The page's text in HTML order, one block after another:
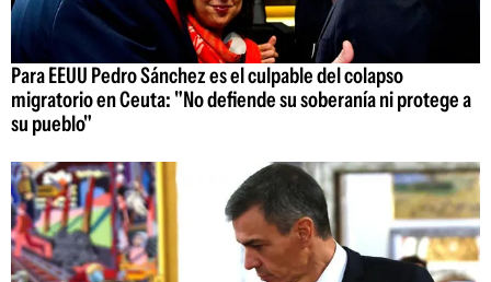
Para EEUU Pedro Sánchez es el culpable del colapso
migratorio en Ceuta: "No defiende su soberanía ni protege a
su pueblo"